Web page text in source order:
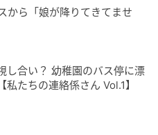
&ティム” ペンキ
ら「娘が降りてきてませ
し合い？ 幼稚園のバス停に漂
私たちの連絡係さん Vol.1】